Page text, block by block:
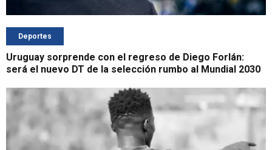
Deportes
Uruguay sorprende con el regreso de Diego Forlán:
será el nuevo DT de la selección rumbo al Mundial 2030